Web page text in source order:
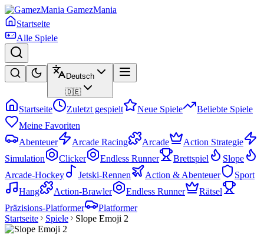
GamezMania
Startseite
Alle Spiele
Deutsch
🇩🇪
Startseite Zuletzt gespielt Neue Spiele
Beliebte Spiele
Meine Favoriten
Abenteuer
Arcade Racing Arcade
Action Strategie
Simulation
Clicker Endless Runner Brettspiel
Slope
Arcade-Hockey
Jetski-Rennen Action & Abenteuer
Sport
Hang
Action-Brawler Endless Runner
Rätsel
Präzisions-Platformer
Platformer
Startseite
Spiele Slope Emoji 2